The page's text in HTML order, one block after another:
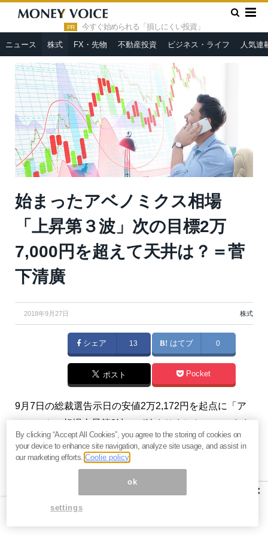
PR 今すぐ始められる「損しにくい投資」
ニュース 株式 FX・先物 不動産投資 ビジネス・ライフ 人気連
HOME » 株式 »
始まったアベノミクス相場「上昇第３波」次の
目標2万7,000円を超えて天井は？＝菅下清廣
始まったアベノミクス相場
「上昇第３波」次の目標2万
7,000円を超えて天井は？＝菅
下清廣
2018年9月27日 株式
シェア 13 はてブ 0
ポスト Pocket
9月7日の総裁選告示日の安値2万2,172円を起点に「ア
ベノミクス相場上昇第3波」が始まりました。このまま
次の目標値2万7,000円をめざす動きとなるでしょう。
（『菅下清廣の”波動からみる未来予測”
菅下清廣の”波動からみる未来予測” ×
By clicking “Accept All Cookies”, you agree to the storing of cookies on
your device to enhance site navigation, analyze site usage, and assist in
our marketing efforts.Coolie policy
ok
settings